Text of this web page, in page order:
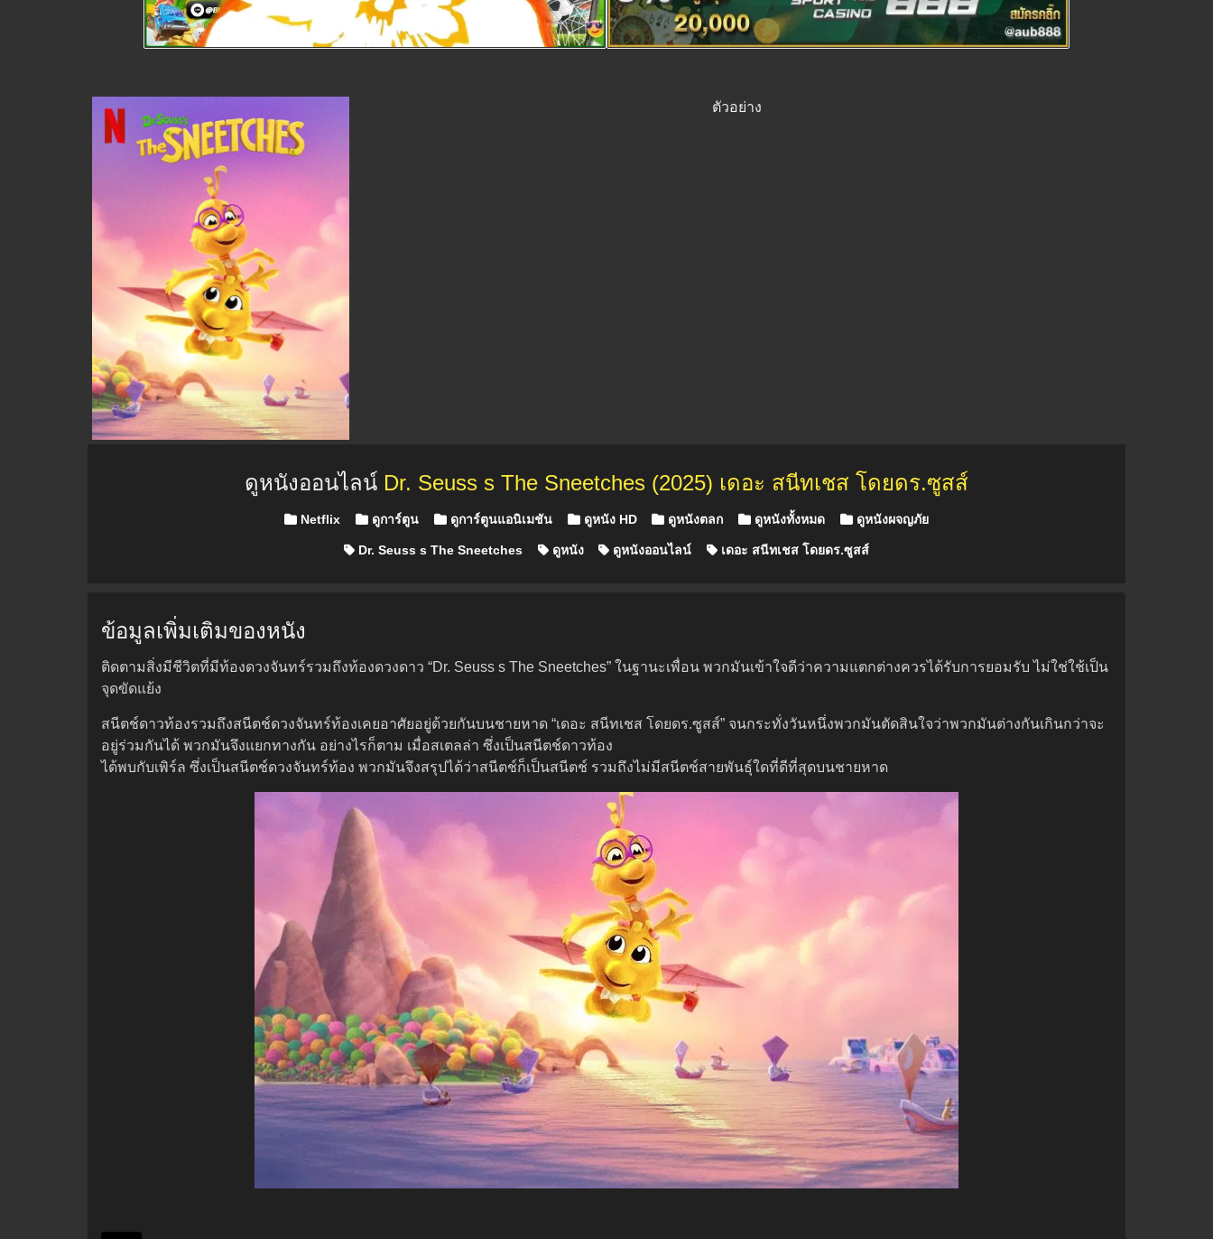
ตัวอย่าง
ดูหนังออนไลน์ Dr. Seuss s The Sneetches (2025) เดอะ สนีทเชส โดยดร.ซูสส์
Posted in
Netflix ดูการ์ตูน ดูการ์ตูนแอนิเมชัน ดูหนัง HD ดูหนังตลก ดูหนังทั้งหมด ดูหนังผจญภัย
Dr. Seuss s The Sneetches ดูหนัง ดูหนังออนไลน์ เดอะ สนีทเชส โดยดร.ซูสส์
ข้อมูลเพิ่มเติมของหนัง
ติดตามสิ่งมีชีวิตที่มีท้องดวงจันทร์รวมถึงท้องดวงดาว “Dr. Seuss s The Sneetches” ในฐานะเพื่อน พวกมันเข้าใจดีว่าความแตกต่างควรได้รับการยอมรับ ไม่ใช่ใช้เป็น
จุดขัดแย้ง
สนีตช์ดาวท้องรวมถึงสนีตช์ดวงจันทร์ท้องเคยอาศัยอยู่ด้วยกันบนชายหาด “เดอะ สนีทเชส โดยดร.ซูสส์” จนกระทั่งวันหนึ่งพวกมันตัดสินใจว่าพวกมันต่างกันเกินกว่าจะ
อยู่ร่วมกันได้ พวกมันจึงแยกทางกัน อย่างไรก็ตาม เมื่อสเตลล่า ซึ่งเป็นสนีตช์ดาวท้อง
ได้พบกับเพิร์ล ซึ่งเป็นสนีตช์ดวงจันทร์ท้อง พวกมันจึงสรุปได้ว่าสนีตช์ก็เป็นสนีตช์ รวมถึงไม่มีสนีตช์สายพันธุ์ใดที่ดีที่สุดบนชายหาด